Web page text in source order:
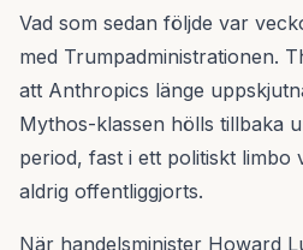
Vad som sedan följde var
med Trumpadministrationen.
att Anthropics länge
Mythos-klassen hölls tillbaka
period, fast i ett politiskt limbo
aldrig offentliggjorts.
När handelsminister Howard